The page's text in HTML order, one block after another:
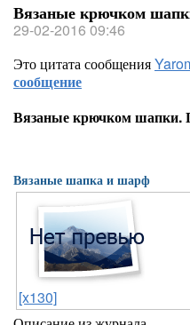
Вязаные крючком
29-02-2016 09:46
Это цитата сообщения
сообщение
Вязаные крючком шапки.
Вязаные шапка и шарф
[x130]